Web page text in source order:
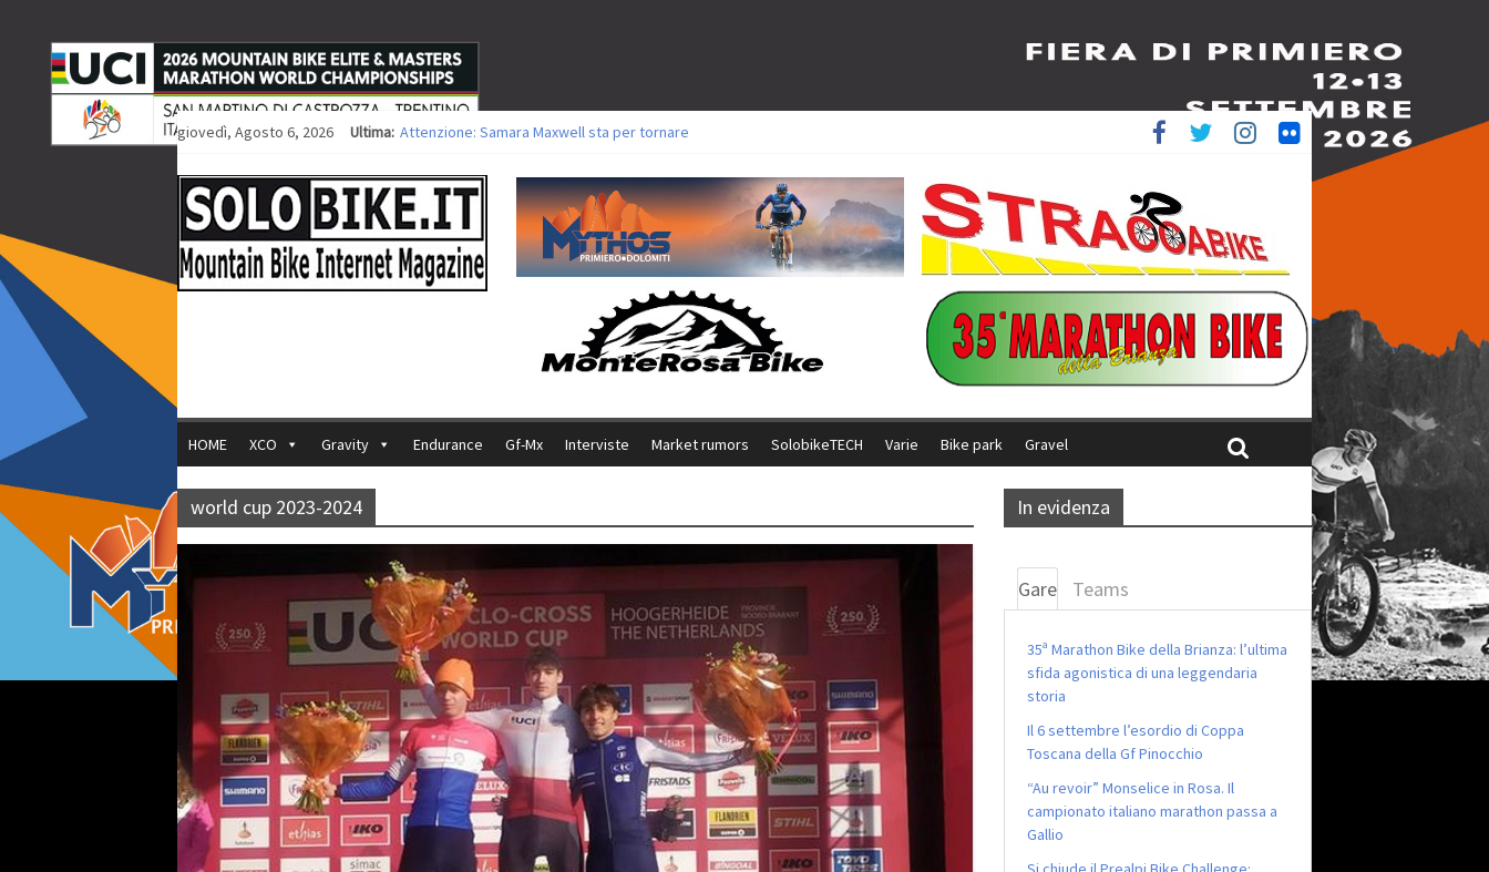
giovedì, Agosto 6, 2026 Ultima: Attenzione: Samara Maxwell sta per tornare
Europei XCO: vittorie per Ghibaudo, Grossmann e Gallis. Signorelli 5^ la migliore tra gli italiani
35ª Marathon Bike della Brianza: l’ultima sfida agonistica di una leggendaria storia
Europei MTB: il Team Relay firma il secondo argento azzurro a Monteceneri
HOME XCO Gravity Endurance Gf-Mx Interviste Market rumors SolobikeTECH Varie Bike park Gravel
world cup 2023-2024 In evidenza
Gare Teams
35ª Marathon Bike della Brianza: l’ultima
sfida agonistica di una leggendaria
storia
Il 6 settembre l’esordio di Coppa
Toscana della Gf Pinocchio
“Au revoir” Monselice in Rosa. Il
campionato italiano marathon passa a
Gallio